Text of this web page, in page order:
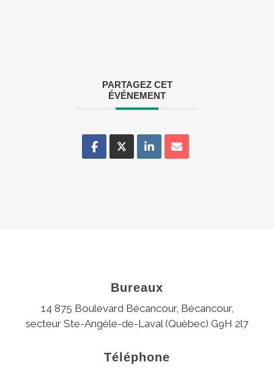
PARTAGEZ CET
ÉVÉNEMENT
Bureaux
14 875 Boulevard Bécancour, Bécancour,
secteur Ste-Angèle-de-Laval (Québec) G9H 2l7
Téléphone